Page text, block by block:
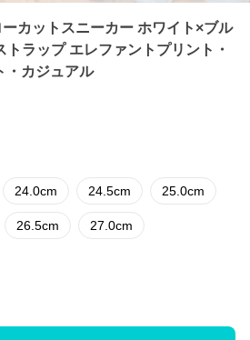
ーカットスニーカー ホワイト×ブル
トラップ エレファントプリント・
・カジュアル
24.0cm 24.5cm 25.0cm
26.5cm 27.0cm